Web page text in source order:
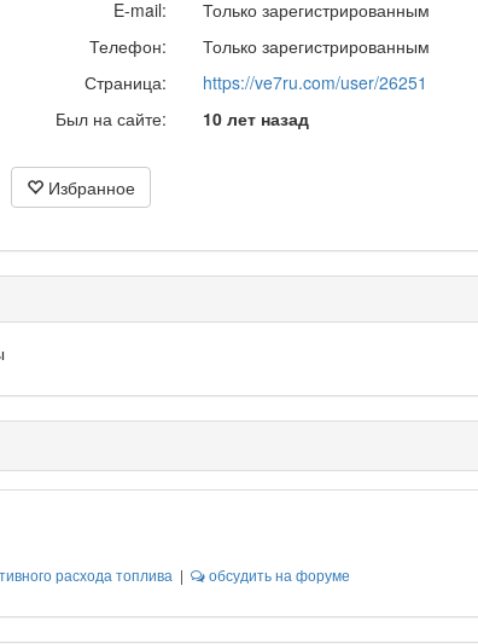
E-mail:
Только зарегистрированным
Телефон:
Только зарегистрированным
Страница:
https://ve7ru.com/user/26251
Был на сайте:
10 лет назад
Избранное
расхода топлива | обсудить на форуме